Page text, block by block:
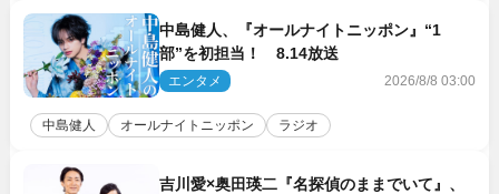
中島健人、『オールナイトニッポン』“1
部”を初担当！ 8.14放送
エンタメ 2026/8/8 03:00
中島健人 オールナイトニッポン ラジオ
吉川愛×奥田瑛二『名探偵のままでいて』、